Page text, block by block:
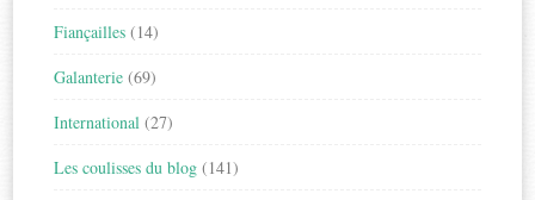
Fiançailles (14)
Galanterie (69)
International (27)
Les coulisses du blog (141)